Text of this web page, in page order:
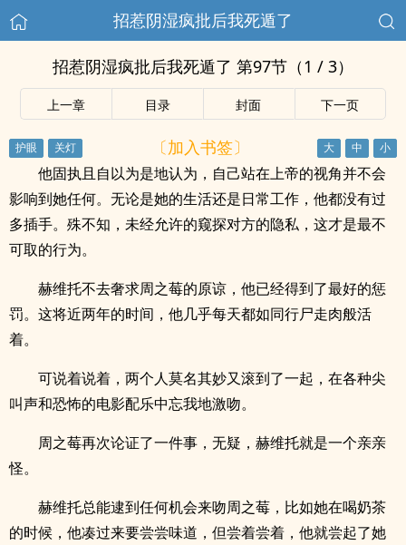
招惹阴湿疯批后我死遁了
招惹阴湿疯批后我死遁了 第97节（1 / 3）
上一章 目录 封面 下一页
〔加入书签〕
他固执且自以为是地认为，自己站在上帝的视角并不会
影响到她任何。无论是她的生活还是日常工作，他都没有过
多插手。殊不知，未经允许的窥探对方的隐私，这才是最不
可取的行为。
赫维托不去奢求周之莓的原谅，他已经得到了最好的惩
罚。这将近两年的时间，他几乎每天都如同行尸走肉般活
着。
可说着说着，两个人莫名其妙又滚到了一起，在各种尖
叫声和恐怖的电影配乐中忘我地激吻。
周之莓再次论证了一件事，无疑，赫维托就是一个亲亲
怪。
赫维托总能逮到任何机会来吻周之莓，比如她在喝奶茶
的时候，他凑过来要尝尝味道，但尝着尝着，他就尝起了她